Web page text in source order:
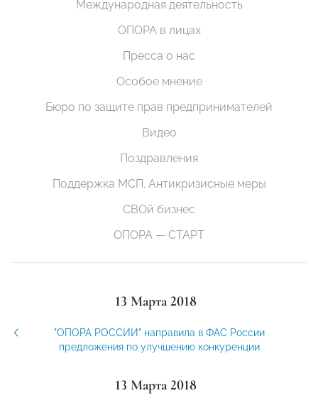
Международная деятельность
ОПОРА в лицах
Пресса о нас
Особое мнение
Бюро по защите прав предпринимателей
Видео
Поздравления
Поддержка МСП. Антикризисные меры
СВОй бизнес
ОПОРА — СТАРТ
13 Марта 2018
"ОПОРА РОССИИ" направила в ФАС России
предложения по улучшению конкуренции
13 Марта 2018